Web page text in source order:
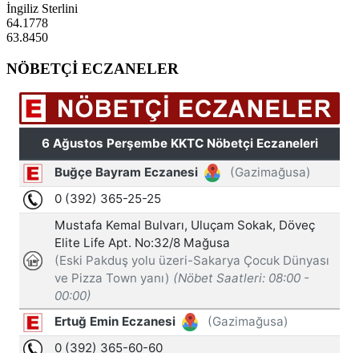
İngiliz Sterlini
64.1778
63.8450
NÖBETÇİ ECZANELER